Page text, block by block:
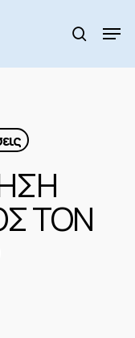
search
ΤΟΝ
Menu